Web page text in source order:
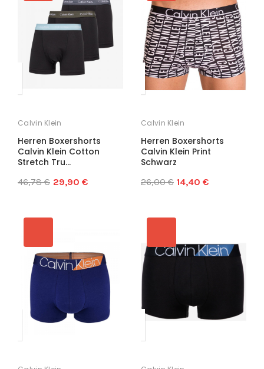
Calvin Klein
Herren Boxershorts
Calvin Klein Cotton
Stretch Tru...
46,78 € 29,90 €
Calvin Klein
Herren Boxershorts
Calvin Klein Print
Schwarz
26,00 € 14,40 €